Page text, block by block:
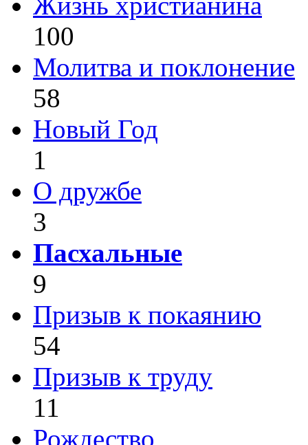
100
Молитва и поклонение
58
Новый Год
1
О дружбе
3
Пасхальные
9
Призыв к покаянию
54
Призыв к труду
11
Рождество